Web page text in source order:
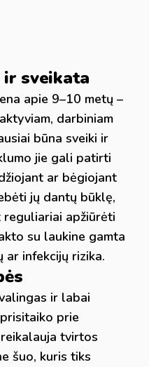
ir sveikata
apie 9–10 metų –
darbiniam
būna sveiki ir
jie gali patirti
ar bėgiojant
jų dantų būklę,
apžiūrėti
su laukine gamta
ar infekcijų rizika.
ir labai
prie
tvirtos
šuo, kuris tiks